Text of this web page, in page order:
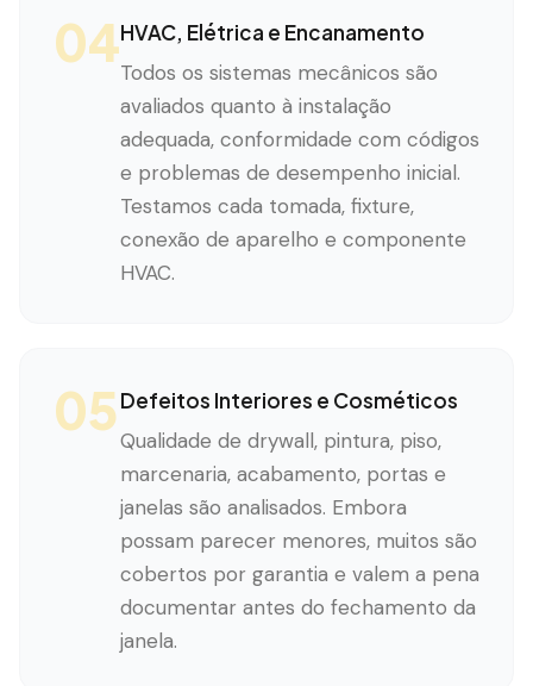
04HVAC, Elétrica e Encanamento
Todos os sistemas mecânicos são
avaliados quanto à instalação
adequada, conformidade com códigos
e problemas de desempenho inicial.
Testamos cada tomada, fixture,
conexão de aparelho e componente
HVAC.
05Defeitos Interiores e Cosméticos
Qualidade de drywall, pintura, piso,
marcenaria, acabamento, portas e
janelas são analisados. Embora
possam parecer menores, muitos são
cobertos por garantia e valem a pena
documentar antes do fechamento da
janela.